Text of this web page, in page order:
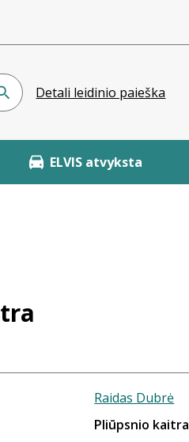
Detali leidinio paieška
ELVIS atvyksta
Raidas Dubrė
Pliūpsnio kaitra